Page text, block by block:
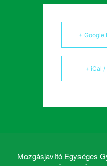
+ Google
+ iCal
Mozgásjavító Egységes